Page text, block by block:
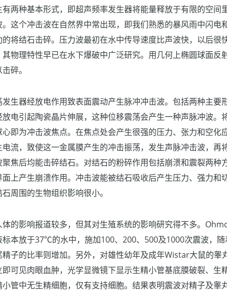
有两种基本形式，即超声频率发生器将能量释放于有限的空间
这个冲击波在自然界中常出现，即我们熟悉的暴风雨中闪电
将结石击碎。压力波最初在水中传导速度比声波快，以后很
物理特性早已在水下爆破中广泛研究。用几何上椭圆球面反
碎。
发生器经放电作用致表面震动产生脉冲冲击波。包括两种主要
放电引起陶瓷晶片伸展，这种位移震荡会产生一种声脉冲波。
即为冲击波焦点。在焦点处会产生很强的压力、张力和空化
流，致使这一金属膜产生的冲击振荡，发生声脉冲击波，再
聚焦后均能击碎结石。对结石的粉碎作用包括崩溃和震裂两种
上产生崩溃作用。冲击波能被结石吸收后产生压力、强力和
周围的生物组织影响很小。
体的影响报道较多，但其对生殖系统的影响研究得不多。
标本放于37℃的水中，施加100、200、500及1000次震波，
精子的比率则增加。另外，对雄性幼年及成年Wistar大鼠的睾
即可见肉眼血肿，光学显微镜下显示生精小管基底膜破裂、生
管中无生精细胞，仅有支持细胞。结果表明震波对精子及睾